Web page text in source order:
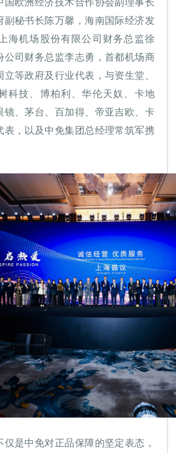
副秘书长陈万馨，海南国际经济发
海机场股份有限公司财务总监徐
公司财务总监李志勇，首都机场商
等政府及行业代表，与资生堂、
科技、博柏利、华伦天奴、卡地
镜、茅台、百加得、帝亚吉欧、卡
表，以及中免集团总经理常筑军携
是中免对正品保障的坚定表态，